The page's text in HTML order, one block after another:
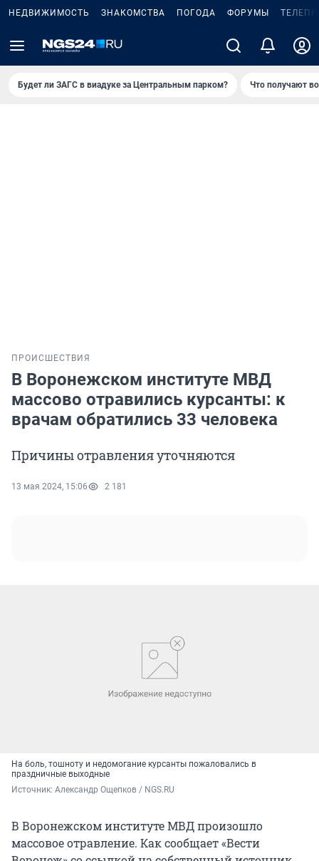
НЕДВИЖИМОСТЬ ЗНАКОМСТВА ПОГОДА ФОРУМЫ
Будет ли ЗАГС в виадуке за Центральным парком? Что получают
ПРОИСШЕСТВИЯ
В Воронежском институте МВД
массово отравились курсанты: к
врачам обратились 33 человека
Причины отравления уточняются
13 мая 2024, 15:06 2 181
На боль, тошноту и недомогание курсанты пожаловались в
праздничные выходные
Источник: Александр Ощепков / NGS.RU
В Воронежском институте МВД произошло
массовое отравление. Как сообщает «Вести